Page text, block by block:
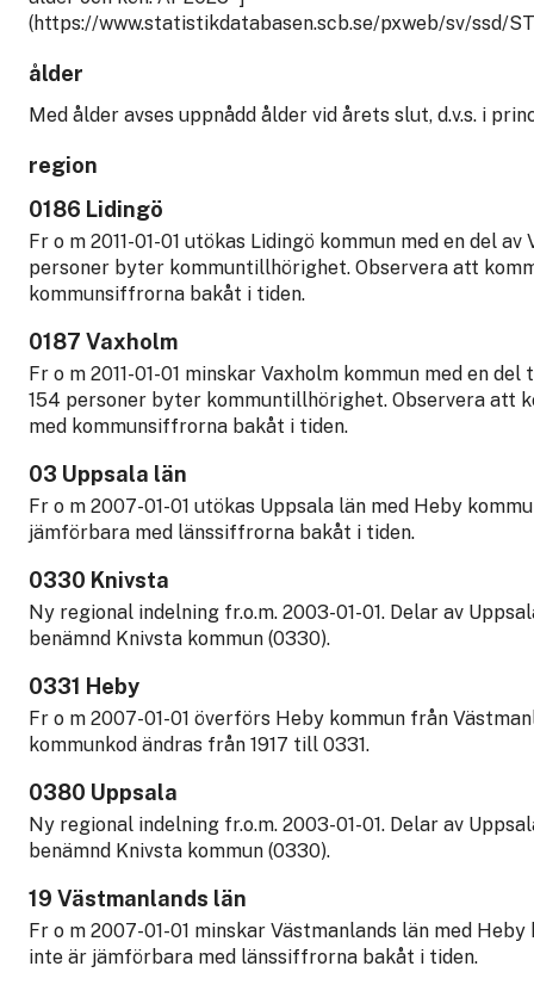
(https://www.statistikdatabasen.scb.se/pxweb/sv/ssd/
ålder
Med ålder avses uppnådd ålder vid årets slut, d.v.s. i
region
0186 Lidingö
Fr o m 2011-01-01 utökas Lidingö kommun med en del
personer byter kommuntillhörighet. Observera att
kommunsiffrorna bakåt i tiden.
0187 Vaxholm
Fr o m 2011-01-01 minskar Vaxholm kommun med en
154 personer byter kommuntillhörighet. Observera att
med kommunsiffrorna bakåt i tiden.
03 Uppsala län
Fr o m 2007-01-01 utökas Uppsala län med Heby
jämförbara med länssiffrorna bakåt i tiden.
0330 Knivsta
Ny regional indelning fr.o.m. 2003-01-01. Delar av
benämnd Knivsta kommun (0330).
0331 Heby
Fr o m 2007-01-01 överförs Heby kommun från
kommunkod ändras från 1917 till 0331.
0380 Uppsala
Ny regional indelning fr.o.m. 2003-01-01. Delar av
benämnd Knivsta kommun (0330).
19 Västmanlands län
Fr o m 2007-01-01 minskar Västmanlands län med
inte är jämförbara med länssiffrorna bakåt i tiden.